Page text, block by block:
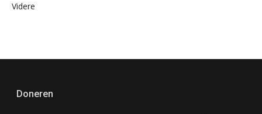
Videre
Doneren